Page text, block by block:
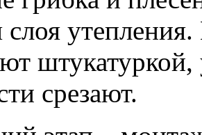
слоя
срезают.